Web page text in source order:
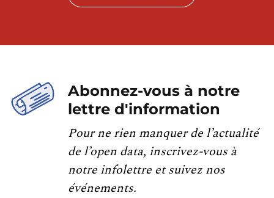
Abonnez-vous à notre
lettre d'information
Pour ne rien manquer de l’actualité
de l’open data, inscrivez-vous à
notre infolettre et suivez nos
événements.